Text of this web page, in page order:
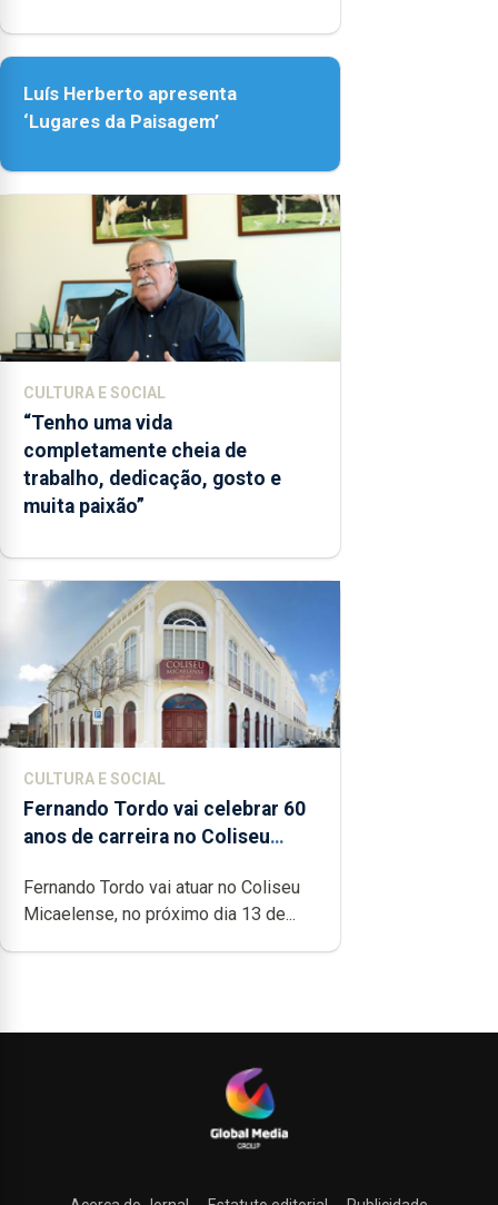
Luís Herberto apresenta
‘Lugares da Paisagem’
CULTURA E SOCIAL
“Tenho uma vida
completamente cheia de
trabalho, dedicação, gosto e
muita paixão”
CULTURA E SOCIAL
Fernando Tordo vai celebrar 60
anos de carreira no Coliseu
Fernando Tordo vai atuar no Coliseu
Micaelense, no próximo dia 13 de...